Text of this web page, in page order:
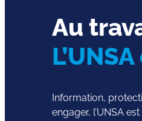
Au
Information,
engager, l’UNSA